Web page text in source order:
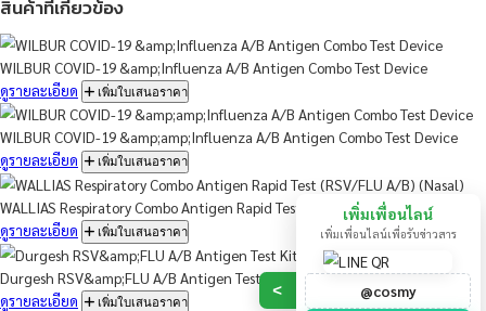
- การตรวจหา Influenza A = 99.67%
- การตรวจหา Influenza B = 99.67%
ผู้ผลิตได้รับมาตรฐาน ISO 13485
ใบรับแจ้งรายการละเอียดที่
68-2-2-1-0007058
ยังไม่มีข้อมูลเพิ่มเติม
สินค้าที่เกี่ยวข้อง
WILBUR COVID-19 &amp;Influenza A/B Antigen Combo Test
ดูรายละเอียด เพิ่มใบเสนอราคา
WILBUR COVID-19 &amp;amp;Influenza A/B Antigen Combo